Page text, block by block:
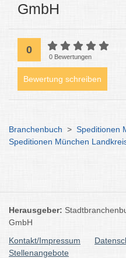
GmbH
0
0 Bewertungen
Bewertung schreiben
Branchenbuch > Speditionen
Speditionen München
Herausgeber:
GmbH
Kontakt/Impressum
Stellenangebote